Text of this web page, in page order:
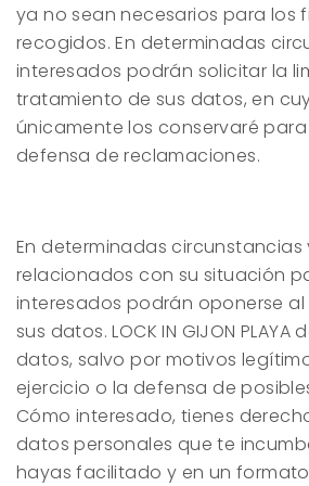
ya no sean necesarios para los
recogidos. En determinadas
interesados podrán solicitar la
tratamiento de sus datos, en
únicamente los conservaré
defensa de reclamaciones.
En determinadas circunstancias
relacionados con su situación
interesados podrán oponerse
sus datos.LOCK IN GIJON PLAYA
datos, salvo por motivos
ejercicio o la defensa de
Cómo interesado, tienes
datos personales que te
hayas facilitado y en un